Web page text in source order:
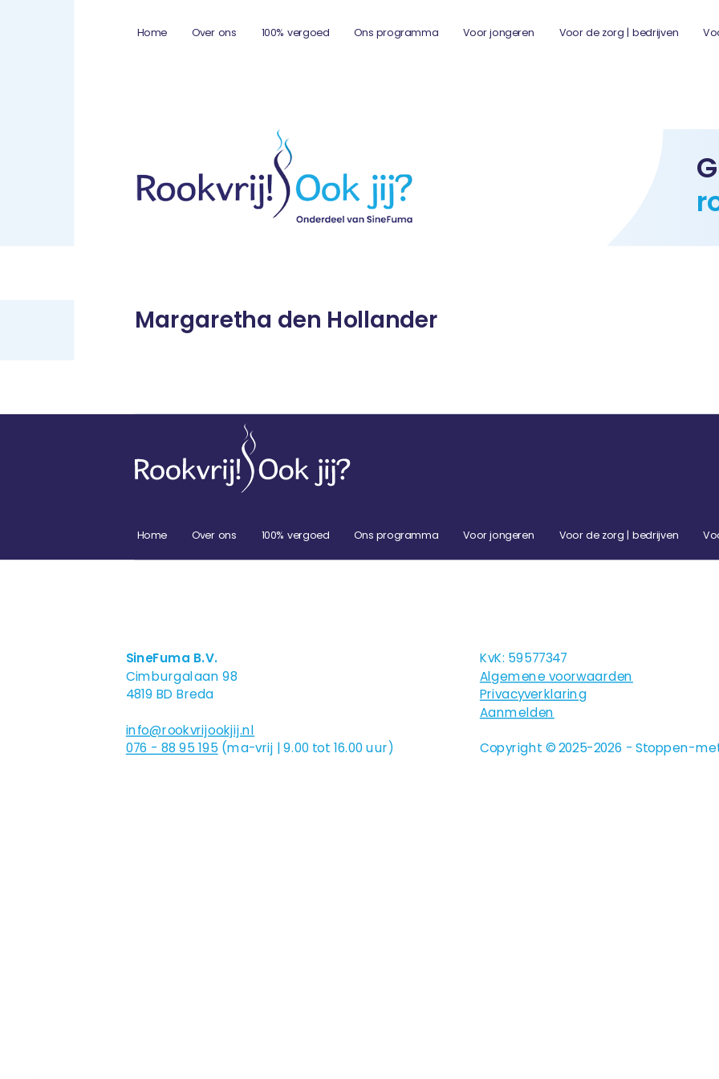
Home Over ons 100% vergoed Ons programma Voor jongeren Voor de zorg | bedrijven
Margaretha den Hollander
Home Over ons 100% vergoed Ons programma Voor jongeren Voor de zorg | bedrijven
SineFuma B.V.
Cimburgalaan 98
4819 BD Breda
info@rookvrijookjij.nl
076 - 88 95 195 (ma-vrij | 9.00 tot 16.00 uur)
KvK: 59577347
Algemene voorwaarden
Privacyverklaring
Aanmelden
Copyright © 2025-2026 - Stoppen-